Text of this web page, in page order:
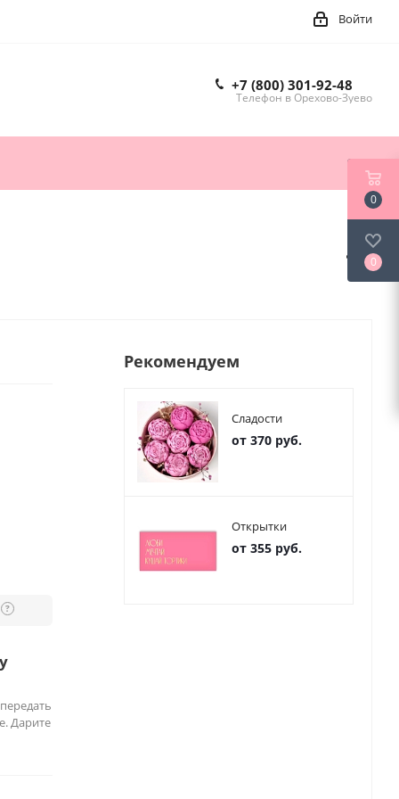
Войти
+7 (800) 301-92-48
Телефон в Орехово-Зуево
?
Дарите
Рекомендуем
Сладости
от 370 руб.
Открытки
от 355 руб.
0
0